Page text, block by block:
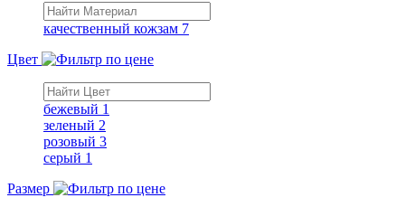
качественный кожзам 7
Цвет
бежевый 1
зеленый 2
розовый 3
серый 1
Размер